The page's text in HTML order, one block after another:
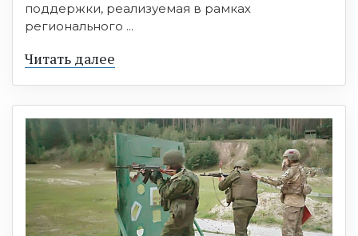
поддержки, реализуемая в рамках
регионального ...
Читать далее